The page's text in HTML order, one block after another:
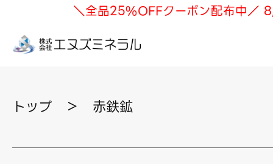
＼全品25%OFFクーポン配布中／
トップ ＞ 赤鉄鉱